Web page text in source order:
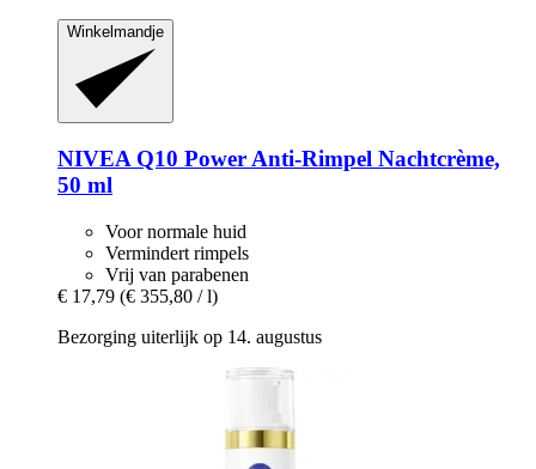
Winkelmandje
NIVEA Q10 Power Anti-​Rimpel Nachtcrème,
50 ml
Voor normale huid
Vermindert rimpels
Vrij van parabenen
€ 17,79 (€ 355,80 / l)
Bezorging uiterlijk op 14. augustus